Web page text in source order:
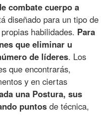
combate cuerpo a
diseñado para un tipo de
habilidades. Para
que eliminar u
de líderes. Los
que encontrarás,
y en ciertas
una Postura, sus
puntos de técnica,